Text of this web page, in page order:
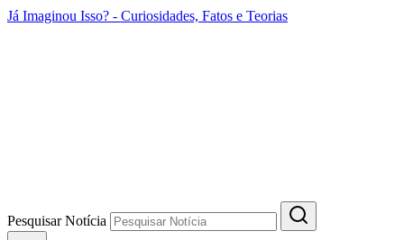
Já Imaginou Isso? - Curiosidades, Fatos e Teorias
Pesquisar Notícia